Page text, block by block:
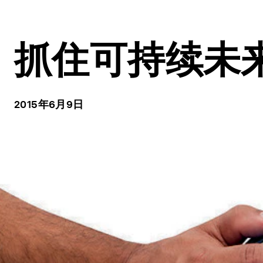
抓住可持续未
2015年6月9日